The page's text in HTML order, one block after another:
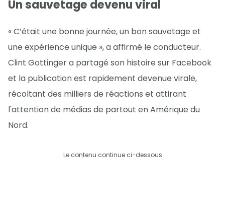
Un sauvetage devenu viral
« C’était une bonne journée, un bon sauvetage et
une expérience unique », a affirmé le conducteur.
Clint Gottinger a partagé son histoire sur Facebook
et la publication est rapidement devenue virale,
récoltant des milliers de réactions et attirant
l'attention de médias de partout en Amérique du
Nord.
Le contenu continue ci-dessous